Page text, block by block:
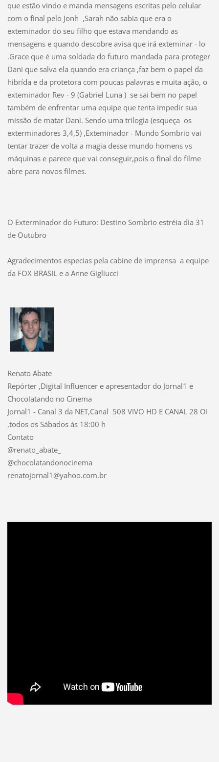
que estão vindo e manda mensagens escritas pelo celular
com o final pelo Jonh ,Sarah não sabia que era o
exteminador do seu filho que estava mandando as
mensagens e quando descobre avisa que irá exteminar - lo
.Grace que é uma soldada do futuro mandada para proteger
Dani que salva ela quando era criança ,faz bem o papel da
hibrída e da protetora com poucas palavras e muita ação, o
exteminador Rev - 9 (Gabriel Luna ) se sai bem no papel
também de enfrentar uma equipe que tenta impedir sua
missão de matar Dani. Sendo uma trilogia (esqueça os
exterminadores 3,4,5) ,Exteminador - Mundo Sombrio vai
tentar trazer de volta a magia desse mundo homens vs
máquinas e parece que vai conseguir,pois o final do filme
abre para novos filmes.
O Exterminador do Futuro: Destino Sombrio estréia dia 31
de Outubro
Agradecimentos especias pela cabine de imprensa a equipe
da FOX BRASIL e a Anne Gigliucci
Renato Abate
Repórter ,Digital Influencer e apresentador do Jornal1 e
Chocolatando no Cinema
Jornal1 - Canal 3 da NET,Canal 508 VIVO HD E CANAL 28 OI
,todos os Sábados ás 18:00 h
Contato
@renato_abate_
@chocolatandonocinema
renatojornal1@yahoo.com.br